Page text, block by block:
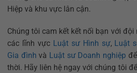
Hiệp và khu vực lân cận.
Chúng tôi cam kết kết nối bạn với
các lĩnh vực Luật sư Hình sự, Luật
Gia đình và Luật sư Doanh nghiệp
thời. Hãy liên hệ ngay với chúng tôi